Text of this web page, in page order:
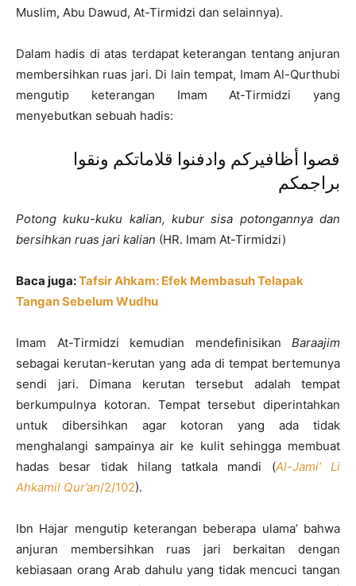
Muslim, Abu Dawud, At-Tirmidzi dan selainnya).
Dalam hadis di atas terdapat keterangan tentang anjuran
membersihkan ruas jari. Di lain tempat, Imam Al-Qurthubi
mengutip keterangan Imam At-Tirmidzi yang
menyebutkan sebuah hadis:
قصوا أظافيركم وادفنوا قلاماتكم ونقوا
براجمكم
Potong kuku-kuku kalian, kubur sisa potongannya dan
bersihkan ruas jari kalian (HR. Imam At-Tirmidzi)
Baca juga:Tafsir Ahkam: Efek Membasuh Telapak
Tangan Sebelum Wudhu
Imam At-Tirmidzi kemudian mendefinisikan Baraajim
sebagai kerutan-kerutan yang ada di tempat bertemunya
sendi jari. Dimana kerutan tersebut adalah tempat
berkumpulnya kotoran. Tempat tersebut diperintahkan
untuk dibersihkan agar kotoran yang ada tidak
menghalangi sampainya air ke kulit sehingga membuat
hadas besar tidak hilang tatkala mandi (Al-Jami’ Li
Ahkamil Qur’an/2/102).
Ibn Hajar mengutip keterangan beberapa ulama’ bahwa
anjuran membersihkan ruas jari berkaitan dengan
kebiasaan orang Arab dahulu yang tidak mencuci tangan